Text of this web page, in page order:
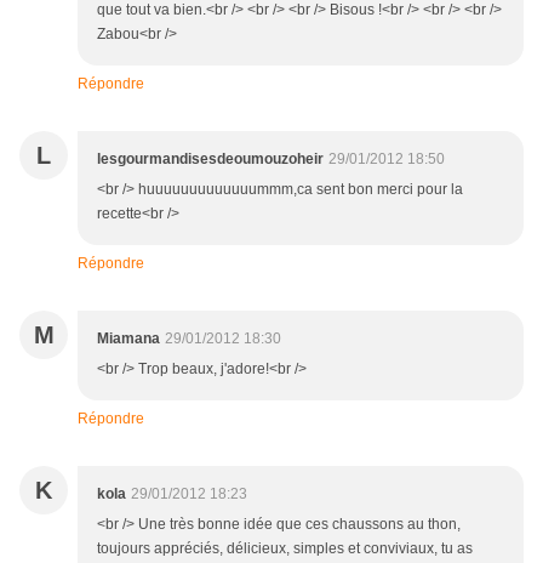
que tout va bien.<br /> <br /> <br /> Bisous !<br /> <br /> <br />
Zabou<br />
Répondre
L lesgourmandisesdeoumouzoheir 29/01/2012 18:50
<br /> huuuuuuuuuuuuummm,ca sent bon merci pour la
recette<br />
Répondre
M Miamana 29/01/2012 18:30
<br /> Trop beaux, j'adore!<br />
Répondre
K kola 29/01/2012 18:23
<br /> Une très bonne idée que ces chaussons au thon,
toujours appréciés, délicieux, simples et conviviaux, tu as